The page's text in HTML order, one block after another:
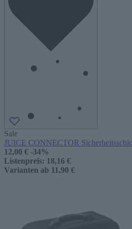
Sale
JUICE CONNECTOR
12,00 € -34%
Listenpreis: 18,16 €
Varianten ab 11,90 €